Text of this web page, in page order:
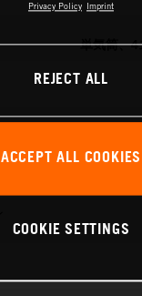
単気筒、4
Privacy Policy Imprint
REJECT ALL
ACCEPT ALL COOKIES
COOKIE SETTINGS